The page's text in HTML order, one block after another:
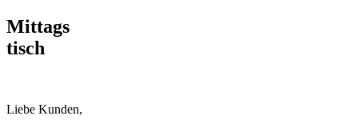
Mittags
tisch
Liebe Kunden,